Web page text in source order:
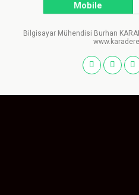
Mobile
Bilgisayar Mühendisi Burhan